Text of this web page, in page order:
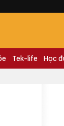
Tek-life Học